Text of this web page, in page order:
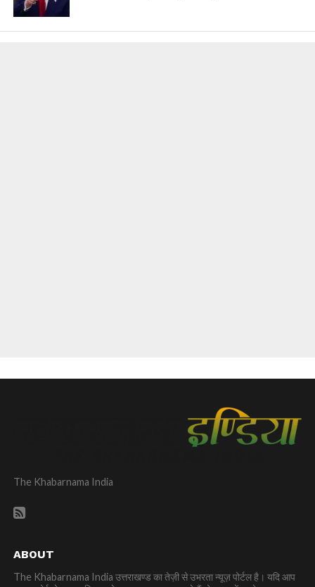
The Khabarnama India
ABOUT
The Khabarnama India उत्तराखण्ड का तेज़ी से उभरता न्यूज़ पोर्टल है। यदि आप